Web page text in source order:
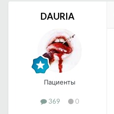
DAURIA
Пациенты
369 0